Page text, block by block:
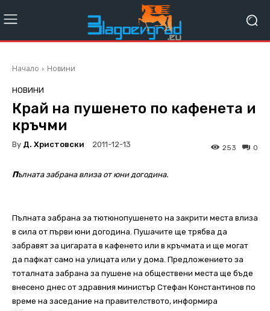
Начало Новини
НОВИНИ
Край на пушенето по кафенета и
кръчми
By Д. Христовски 2011-12-13 0
253
Пълната забрана влиза от юни догодина.
Пълната забрана за тютюнопушенето на закрити места влиза
в сила от първи юни догодина. Пушачите ще трябва да
забравят за цигарата в кафенето или в кръчмата и ще могат
да пафкат само на улицата или у дома. Предложението за
тоталната забрана за пушене на обществени места ще бъде
внесено днес от здравния министър Стефан Константинов по
време на заседание на правителството, информира